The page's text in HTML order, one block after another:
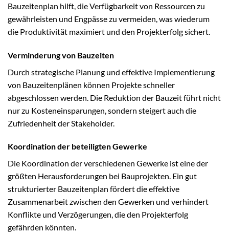
Bauzeitenplan hilft, die Verfügbarkeit von Ressourcen zu
gewährleisten und Engpässe zu vermeiden, was wiederum
die Produktivität maximiert und den Projekterfolg sichert.
Verminderung von Bauzeiten
Durch strategische Planung und effektive Implementierung
von Bauzeitenplänen können Projekte schneller
abgeschlossen werden. Die Reduktion der Bauzeit führt nicht
nur zu Kosteneinsparungen, sondern steigert auch die
Zufriedenheit der Stakeholder.
Koordination der beteiligten Gewerke
Die Koordination der verschiedenen Gewerke ist eine der
größten Herausforderungen bei Bauprojekten. Ein gut
strukturierter Bauzeitenplan fördert die effektive
Zusammenarbeit zwischen den Gewerken und verhindert
Konflikte und Verzögerungen, die den Projekterfolg
gefährden könnten.